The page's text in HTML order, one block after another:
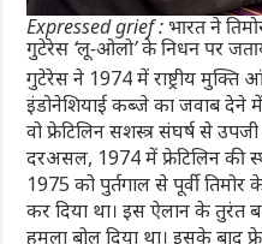
Expressed grief : भारत ने
गुटेरेस ‘लू-ओलो’ के निधन पर
गुटेरेस ने 1974 में राष्ट्रीय
इंडोनेशियाई कब्जे का जवाब देने
वो फ्रेटिलिन सशस्त्र संघर्ष से
दरअसल, 1974 में फ्रेटिलिन की
1975 को पुर्तगाल से पूर्वी
कर दिया था। इस ऐलान के तुरंत
हमला बोल दिया था। इसके बाद